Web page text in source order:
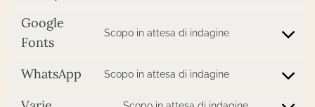
microsoft-
Google
Fonts
Scopo in attesa di indagine
WhatsApp Scopo in attesa di indagine